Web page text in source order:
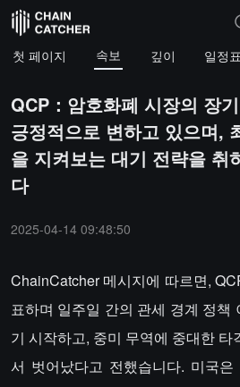
첫 페이지 속보 깊이 일정표
QCP：암호화폐 시장의 장
긍정적으로 변하고 있으며,
을 지켜보는 대기 전략을 취
다
2025-04-14 09:48:50
ChainCatcher 메시지에 따르면,
표하며 일주일 간의 관세 경계 정책
기 시작하고, 중미 무역에 중대한 타
서 벗어났다고 전했습니다. 미국